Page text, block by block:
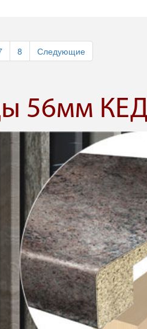
8 Следующие
56мм